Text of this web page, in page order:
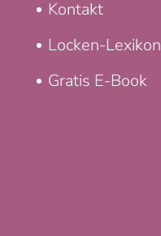
Kontakt
Locken-Lexikon
Gratis E-Book